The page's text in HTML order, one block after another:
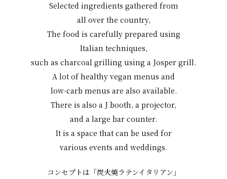
Selected ingredients gathered from
all over the country,
The food is carefully prepared using
Italian techniques,
such as charcoal grilling using a Josper grill.
A lot of healthy vegan menus and
low-carb menus are also available.
There is also a J booth, a projector,
and a large bar counter.
It is a space that can be used for
various events and weddings.
コンセプトは「炭火焼ラテンイタリアン」